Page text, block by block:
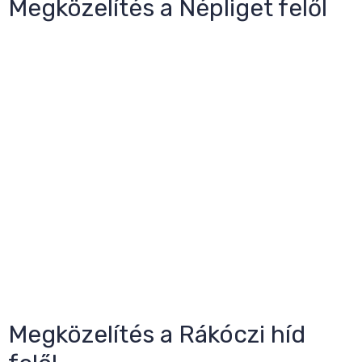
Megközelítés a Népliget felől
Megközelítés a Rákóczi híd